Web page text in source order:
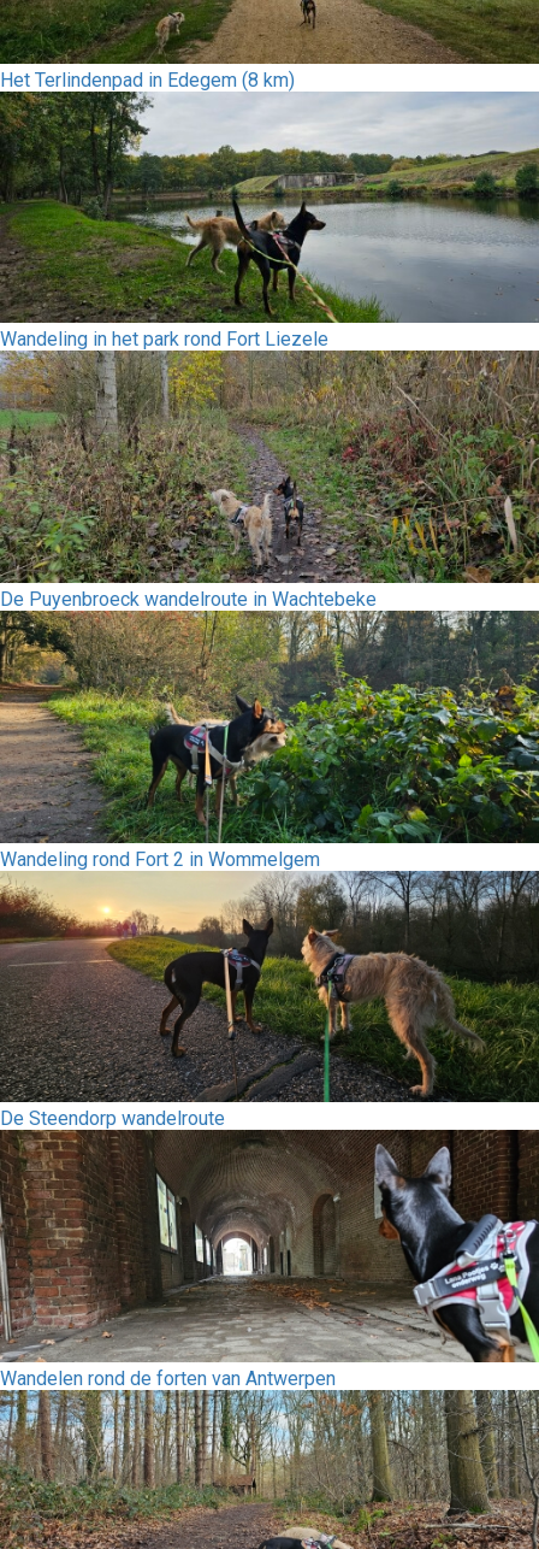
Het Terlindenpad in Edegem (8 km)
Wandeling in het park rond Fort Liezele
De Puyenbroeck wandelroute in Wachtebeke
Wandeling rond Fort 2 in Wommelgem
De Steendorp wandelroute
Wandelen rond de forten van Antwerpen